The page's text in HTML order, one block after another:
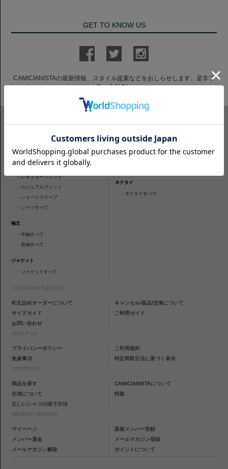
GET TO KNOW US
CAMICIANISTAの最新情報、スタイル提案などをおしらせします。是非フ
ォローください。
スリムフィット
・ タイトフィット
・レギュラーフィット
・ カジュアルフィット
・ ショートスリーブ
・ シャツすべて
袖丈
・半袖すべて
・長袖すべて
ジャケット
・ ジャケットすべて
ニットシャツ
タイトフィット
ネクタイ
・ ネクタイすべて
CUSTOMER SERVICE
裄丈詰めオーダーについて
キャンセル/返品/交換について
サイズガイド
ご利用ガイド
お問い合わせ
ABOUT US
プライバシーポリシー
ご利用規約
免責事項
特定商取引法に基づく表示
CONTENTS
商品を探す
CAMICIANISTAについて
生地について
特集
正しいシャツの採寸方法
MEMBER SERVICE
マイページ
新規メンバー登録
メンバー退会
メールマガジン登録
メールマガジン解除
ポイントについて